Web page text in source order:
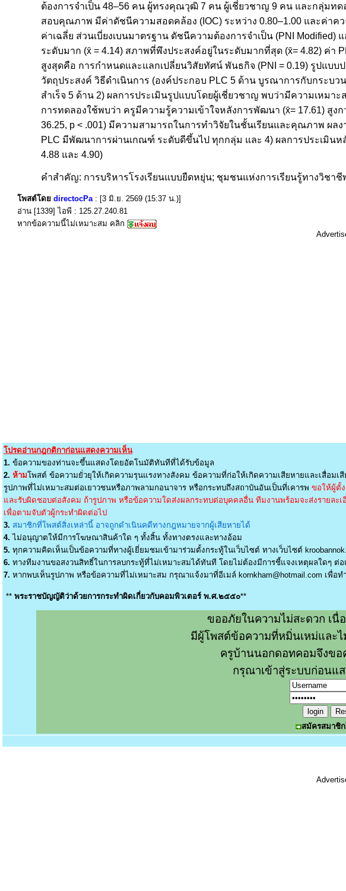
ต้องการจำเป็น 48–56 คน ผู้ทรงคุณวุฒิ 7 คน ผู้เชี่ยวชาญ 9 คน และกลุ่มท
สอบคุณภาพ มีค่าดัชนีความสอดคล้อง (IOC) ระหว่าง 0.80–1.00 และค่าค
ค่าเฉลี่ย ส่วนเบี่ยงเบนมาตรฐาน ดัชนีความต้องการจำเป็น (PNI
ระดับมาก (x̄ = 4.14) สภาพที่พึงประสงค์อยู่ในระดับมากที่สุด (x̄= 4.82) ค่า
สูงสุดคือ การกำหนดและแลกเปลี่ยนวิสัยทัศน์ พันธกิจ (PNI = 0.19) รูปแบ
วัตถุประสงค์ วิธีดำเนินการ (องค์ประกอบ PLC 5 ด้าน บูรณาการกับกระบ
สำเร็จ 5 ด้าน 2) ผลการประเมินรูปแบบโดยผู้เชี่ยวชาญ พบว่ามีความเหม
การทดลองใช้พบว่า ครูมีความรู้ความเข้าใจหลังการพัฒนา (x̄= 17.61) สู
36.25, p < .001) มีความสามารถในการทำวิจัยในชั้นเรียนและคุณภาพ ผล
PLC มีพัฒนาการผ่านเกณฑ์ ระดับดีขึ้นไป ทุกกลุ่ม และ 4) ผลการประเมิน
4.88 และ 4.90)
คำสำคัญ: การบริหารโรงเรียนแบบยืดหยุ่น; ชุมชนแห่งการเรียนรู้ทางวิชา
โพสต์โดย directocPa : [3 มิ.ย. 2569 (15:37 น.)]
อ่าน [1339] ไอพี : 125.27.240.81
หากข้อความนี้ไม่เหมาะสม คลิก
โปรดอ่านกฎกติกาก่อนแสดงความเห็น
1. ข้อความของท่านจะขึ้นแสดงโดยอัตโนมัติทันทีที่ได้รับข้อมูล
2. ห้ามโพสต์ ข้อความยั่วยุให้เกิดความรุนแรงทางสังคม ข้อความที่ก่อให้เกิดความเสียหายและเสื่อมเ
รูปภาพที่ไม่เหมาะสมต่อเยาวชนหรือภาพลามกอนาจาร หรือกระทบถึงสถาบันอันเป็นที่เคารพ ขอให้ผู้ตั้
และรับผิดชอบต่อสังคม ถ้ารูปภาพ หรือข้อความใดส่งผลกระทบต่อบุคคลอื่น ทีมงานพร้อมจะส่งรายละเ
เพื่อตามจับตัวผู้กระทำผิดต่อไป
3. สมาชิกที่โพสต์สิ่งเหล่านี้ อาจถูกดำเนินคดีทางกฎหมายจากผู้เสียหายได้
4. ไม่อนุญาตให้มีการโฆษณาสินค้าใด ๆ ทั้งสิ้น ทั้งทางตรงและทางอ้อม
5. ทุกความคิดเห็นเป็นข้อความที่ทางผู้เยี่ยมชมเข้ามาร่วมตั้งกระทู้ในเว็บไซต์ ทางเว็บไซต์
6. ทางทีมงานขอสงวนสิทธิ์ในการลบกระทู้ที่ไม่เหมาะสมได้ทันที โดยไม่ต้องมีการชี้แจงเหตุผลใดๆ ต่
7. หากพบเห็นรูปภาพ หรือข้อความที่ไม่เหมาะสม กรุณาแจ้งมาที่อีเมล์ kornkham@hotmail.com เพื่อท
** พระราชบัญญัติว่าด้วยการกระทำผิดเกี่ยวกับคอมพิวเตอร์ พ.ศ.๒๕๕๐**
ขออภัยในความไม่สะดวก เนื่
มีผู้โพสต์ข้อความที่หมิ่นเหม่และไ
ครูบ้านนอกดอทคอมจึงขอ
กรุณาเข้าสู่ระบบก่อนแ
สมัครสมาชิ